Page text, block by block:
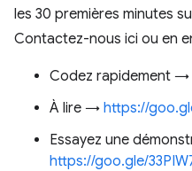
les 30 premières minutes
Contactez-nous ici ou en
Codez rapidement →
À lire → https://
Essayez une
https://goo.gle/